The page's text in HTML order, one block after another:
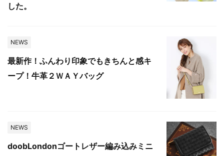
した。
NEWS
最新作！ふんわり印象でもきちんと感キ
ープ！牛革２ＷＡＹバッグ
NEWS
doobLondonゴートレザー編み込みミニ